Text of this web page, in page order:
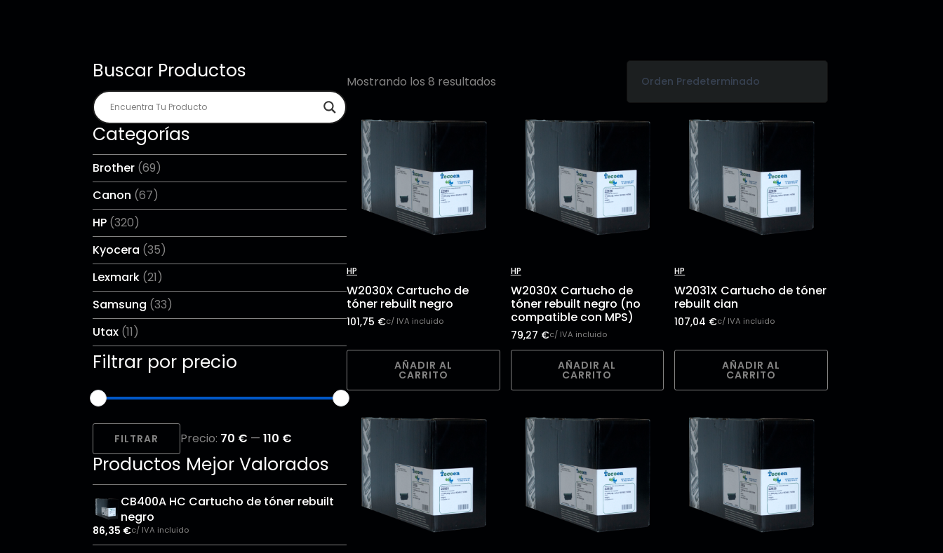
Buscar Productos
Categorías
Brother (69)
Canon (67)
HP (320)
Kyocera (35)
Lexmark (21)
Samsung (33)
Utax (11)
Filtrar por precio
Precio
mínimo
Precio
máximo
FILTRAR Precio: 70 € — 110 €
Productos Mejor Valorados
CB400A HC Cartucho de tóner rebuilt
negro
86,35 €c/ IVA incluido
Mostrando los 8 resultados
HP
W2030X Cartucho de
tóner rebuilt negro
101,75 €c/ IVA incluido
AÑADIR AL
CARRITO
HP
W2030X Cartucho de
tóner rebuilt negro (no
compatible con MPS)
79,27 €c/ IVA incluido
AÑADIR AL
CARRITO
HP
W2031X Cartucho de tóner
rebuilt cian
107,04 €c/ IVA incluido
AÑADIR AL
CARRITO